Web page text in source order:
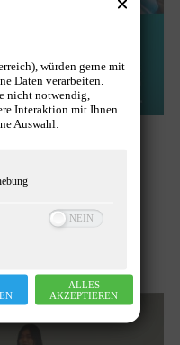
würden gerne mit
Daten verarbeiten.
nicht notwendig,
Interaktion mit Ihnen.
Auswahl:
ALLES
AKZEPTIEREN